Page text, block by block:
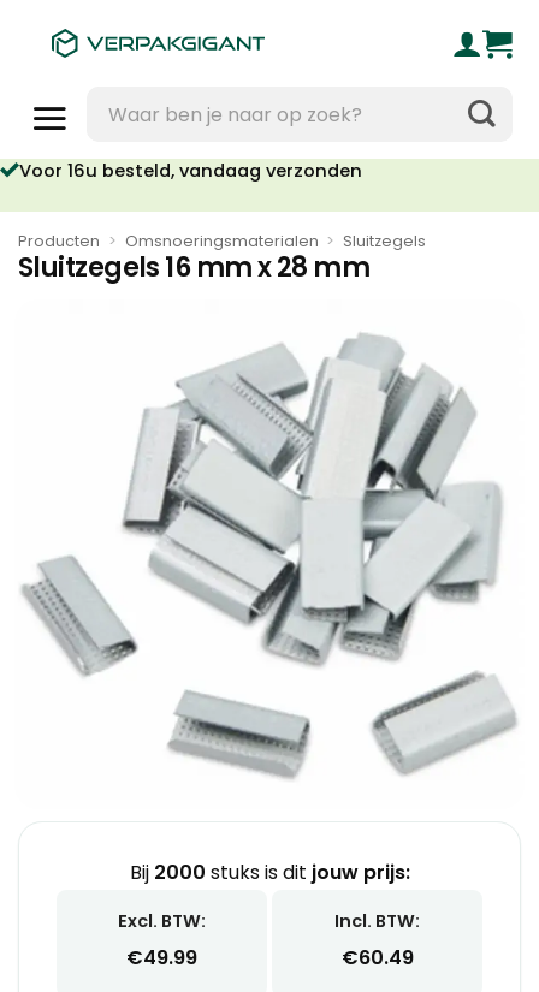
naar:
Voor 16u besteld, vandaag verzonden
Producten > Omsnoeringsmaterialen > Sluitzegels
Sluitzegels 16 mm x 28 mm
Bij 2000 stuks is dit jouw prijs:
Excl. BTW:
€49.99
Incl. BTW:
€60.49